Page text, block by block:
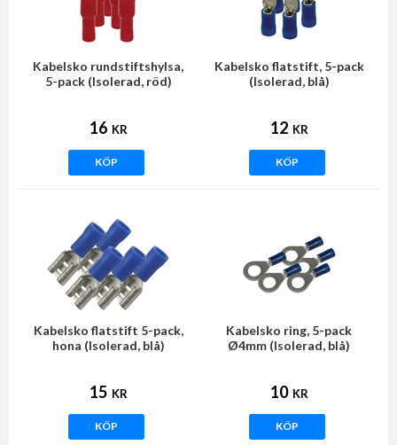
Kabelsko rundstiftshylsa,
5-pack (Isolerad, röd)
16 KR
KÖP
Kabelsko flatstift, 5-pack
(Isolerad, blå)
12 KR
KÖP
Kabelsko flatstift 5-pack,
hona (Isolerad, blå)
15 KR
KÖP
Kabelsko ring, 5-pack
Ø4mm (Isolerad, blå)
10 KR
KÖP